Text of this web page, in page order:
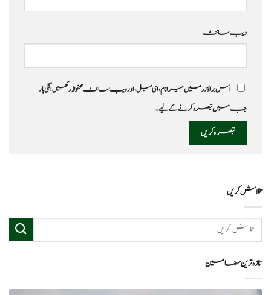
ویب‌ سائٹ
اس براؤزر میں میرا نام، ای میل، اور ویب سائٹ محفوظ رکھیں اگلی بار
جب میں تبصرہ کرنے کےلیے۔
تلاش کریں
تازہ ترین مضامین